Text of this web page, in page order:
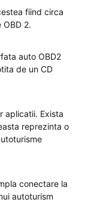
fiind circa
2.
auto OBD2
de un CD
aplicatii. Exista
reprezinta o
conectare la
autoturism